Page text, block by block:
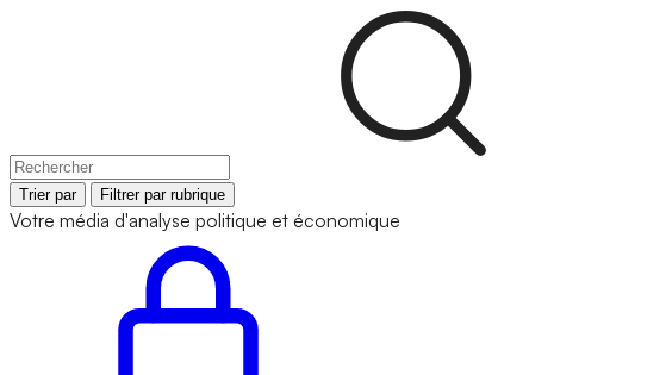
Trier par Filtrer par rubrique
Votre média d'analyse politique et économique